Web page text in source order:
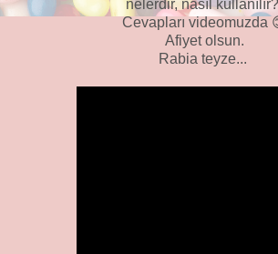
nelerdir, nasıl kullanılır?
Cevapları videomuzda
Afiyet olsun.
Rabia teyze...